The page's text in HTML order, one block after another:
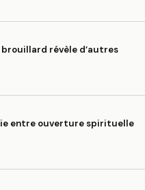
révèle d’autres
entre ouverture spirituelle